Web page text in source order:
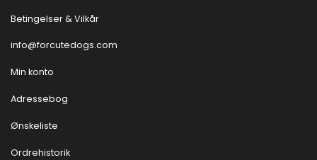
Betingelser & Vilkår
info@forcutedogs.com
Min konto
Adressebog
Ønskeliste
Ordrehistorik